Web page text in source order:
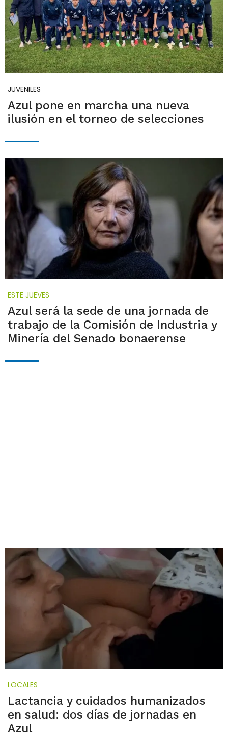
JUVENILES
Azul pone en marcha una nueva
ilusión en el torneo de selecciones
ESTE JUEVES
Azul será la sede de una jornada de
trabajo de la Comisión de Industria y
Minería del Senado bonaerense
LOCALES
Lactancia y cuidados humanizados
en salud: dos días de jornadas en
Azul